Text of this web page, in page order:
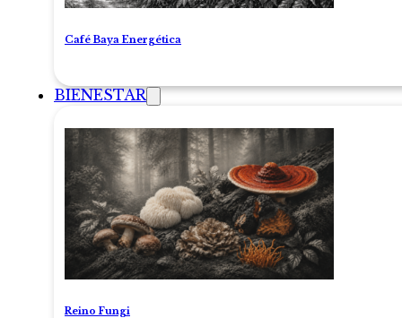
Café Baya Energética
BIENESTAR
Reino Fungi